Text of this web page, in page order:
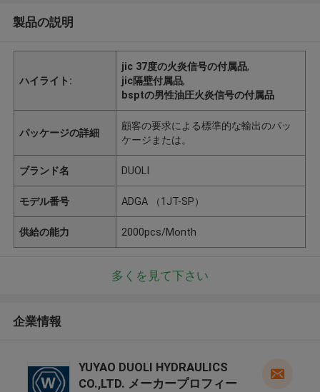
製品の説明
ハイライト:
jic 37度の火炎信号の付属品,
jic隔壁付属品,
bsptの男性油圧火炎信号の付属品
パッケージの詳細
顧客の要求による標準的な輸出のパッ
ケージまたは。
ブランド名 DUOLI
モデル番号 ADGA （1JT-SP）
供給の能力 2000pcs/Month
多くを見て下さい
企業情報
YUYAO DUOLI HYDRAULICS
CO.,LTD. メーカープロフィー